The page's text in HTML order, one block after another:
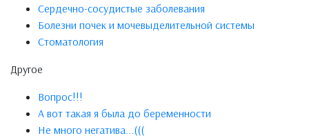
Сердечно-сосудистые заболевания
Болезни почек и мочевыделительной системы
Стоматология
Другое
Вопрос!!!
А вот такая я была до беременности
Не много негатива...(((